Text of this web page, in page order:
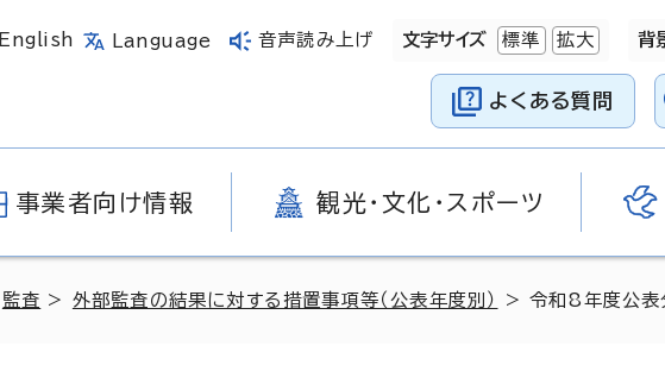
English Language 音声読み上げ 文字サイズ 標準 拡大 背
よくある質問
事業者向け情報 観光・文化・スポーツ
監査 > 外部監査の結果に対する措置事項等（公表年度別） > 令和8年度公表